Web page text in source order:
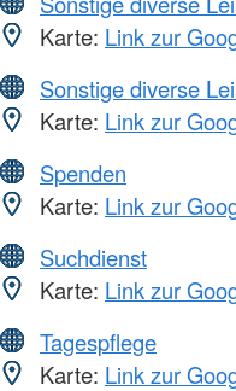
Karte: Link zur
Sonstige diverse
Karte: Link zur
Spenden
Karte: Link zur
Suchdienst
Karte: Link zur
Tagespflege
Karte: Link zur